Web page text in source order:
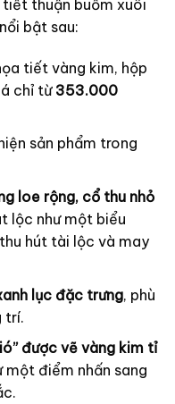
tiết thuận buồm xuôi
bật sau:
tiết vàng kim, hộp
chỉ từ 353.000
sản phẩm trong
loe rộng, cổ thu nhỏ
lộc như một biểu
hút tài lộc và may
lục đặc trưng, phù
trí.
được vẽ vàng kim tỉ
một điểm nhấn sang